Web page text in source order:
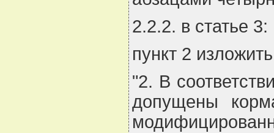
2.2.2. в статье 3:
пункт 2
"2. В
допущены